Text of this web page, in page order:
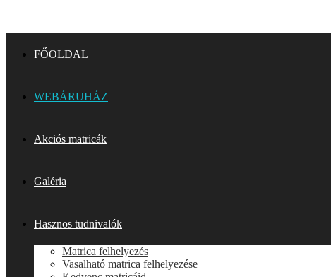
FŐOLDAL
WEBÁRUHÁZ
Akciós matricák
Galéria
Hasznos tudnivalók
Matrica felhelyezés
Vasalható matrica felhelyezése